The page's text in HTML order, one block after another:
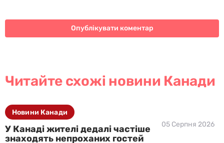
Читайте схожі новини Канади
У Канаді жителі дедалі частіше
знаходять непроханих гостей
05 Серпня 2026
Новини Канади